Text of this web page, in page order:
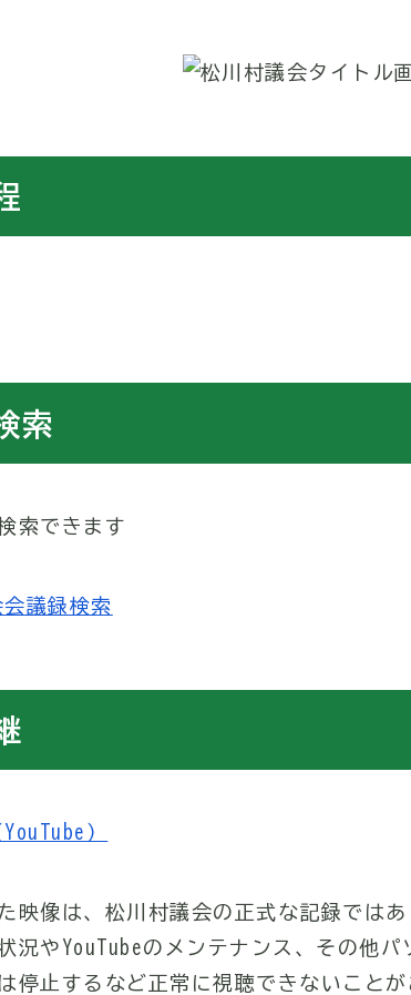
索
索できます
議録検索
）
映像は、松川村議会の正式な記録では
況やYouTubeのメンテナンス、その他
停止するなど正常に視聴できないことが